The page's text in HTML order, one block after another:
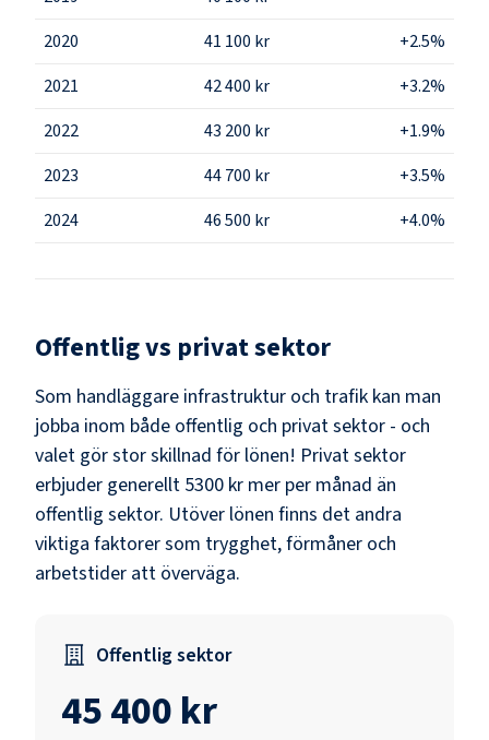
2020
41 100 kr
+2.5%
2021
42 400 kr
+3.2%
2022
43 200 kr
+1.9%
2023
44 700 kr
+3.5%
2024
46 500 kr +4.0%
Offentlig vs privat sektor
Som handläggare infrastruktur och trafik kan man
jobba inom både offentlig och privat sektor - och
valet gör stor skillnad för lönen! Privat sektor
erbjuder generellt 5300 kr mer per månad än
offentlig sektor. Utöver lönen finns det andra
viktiga faktorer som trygghet, förmåner och
arbetstider att överväga.
Offentlig sektor
45 400 kr